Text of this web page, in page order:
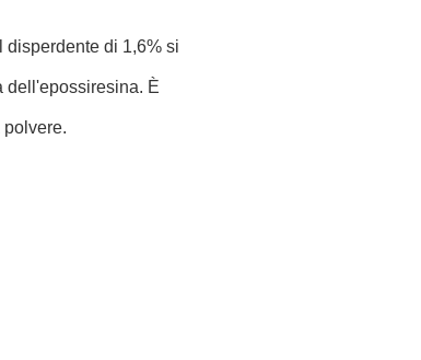
disperdente di 1,6% si
dell'epossiresina. È